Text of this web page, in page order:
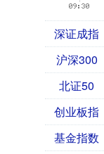
深证成指
沪深300
北证50
创业板指
基金指数